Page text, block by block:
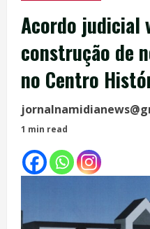
Acordo judicial
construção de
no Centro
1 min read